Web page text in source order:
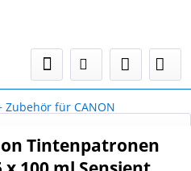
Zubehör für CANON
Tintenpatronen